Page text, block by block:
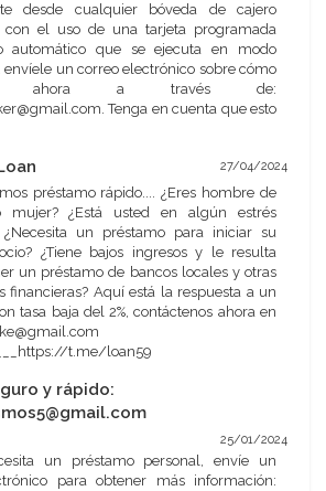
desde cualquier bóveda de cajero
con el uso de una tarjeta programada
automático que se ejecuta en modo
envíele un correo electrónico sobre cómo
ahora a través de:
Tenga en cuenta que esto
27/04/2024
préstamo rápido.... ¿Eres hombre de
mujer? ¿Está usted en algún estrés
¿Necesita un préstamo para iniciar su
¿Tiene bajos ingresos y le resulta
un préstamo de bancos locales y otras
financieras? Aquí está la respuesta a un
tasa baja del 2%, contáctenos ahora en
t.me/loan59
y rápido:
25/01/2024
un préstamo personal, envíe un
para obtener más información: